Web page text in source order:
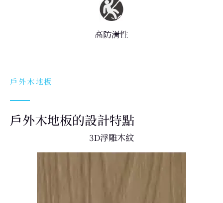
高防滑性
戶外木地板
戶外木地板的設計特點
3D浮雕木紋